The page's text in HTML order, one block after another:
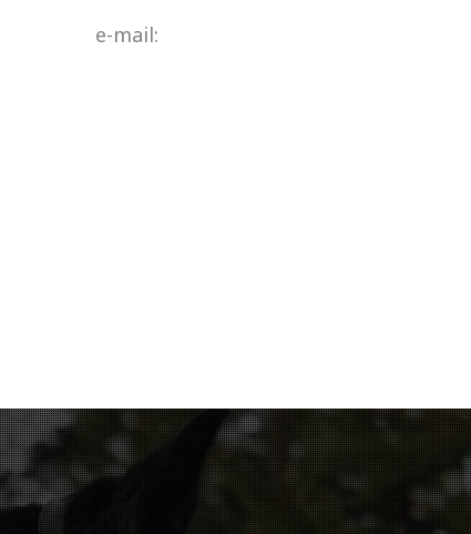
e-mail: